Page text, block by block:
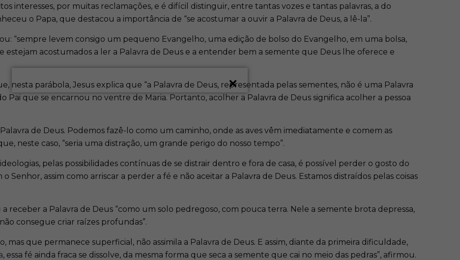
interesses, por muitas reclamações, e é difícil distinguir, entre tantas vozes e tantas palavras, a do
o Papa, que destacou a importância de “se acostumar a ouvir a Palavra de Deus, a lê-la”.
“sempre levem consigo um pequeno Evangelho, uma edição de bolso do Evangelho, em uma bolsa,
estejam acostumados a ler a Palavra de Deus e a entender bem a semente que Deus lhe oferece e
nesta parábola, Jesus explica que “a Palavra de Deus, representada pelas sementes, não é uma Palavra
Pai que se encarnou no ventre de Maria. Portanto, acolher a Palavra de Deus significa acolher a pessoa
de Deus. Podemos fazê-lo como um caminho, onde as aves vêm imediatamente e comem as
neste caso, “seria uma distração, um grande perigo do nosso tempo”.
pelas possibilidades contínuas de se distrair dentro e fora de casa, é possível perder o gosto do
Senhor, assim como arriscar a perder a fé e não aceitar a Palavra de Deus. Estamos distraídos pelas coisas
receber a Palavra de Deus “como um solo pedregoso, com pouca terra. Nele a semente brota depressa,
consegue criar raízes profundas”.
mas que permanece superficial, não assimila a Palavra de Deus. E assim, diante da primeira dificuldade,
, essa fé ainda fraca se dissolve, da mesma forma que seca a semente que cai no meio das pedras”, afirmou.